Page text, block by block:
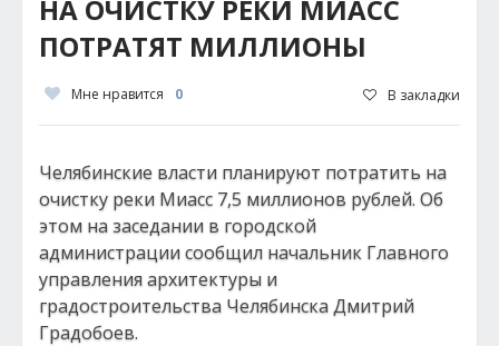
НА ОЧИСТКУ РЕКИ МИАСС
ПОТРАТЯТ МИЛЛИОНЫ
Мне нравится 0 В закладки
Челябинские власти планируют потратить на
очистку реки Миасс 7,5 миллионов рублей. Об
этом на заседании в городской
администрации сообщил начальник Главного
управления архитектуры и
градостроительства Челябинска Дмитрий
Градобоев.